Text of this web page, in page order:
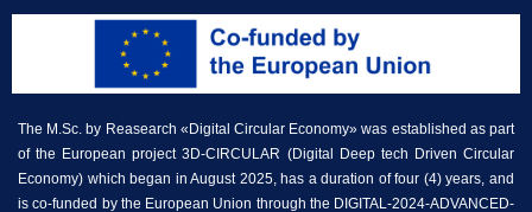
The M.Sc. by Reasearch «Digital Circular Economy» was established as part
of the European project 3D-CIRCULAR (Digital Deep tech Driven Circular
Economy) which began in August 2025, has a duration of four (4) years, and
is co-funded by the European Union through the DIGITAL-2024-ADVANCED-